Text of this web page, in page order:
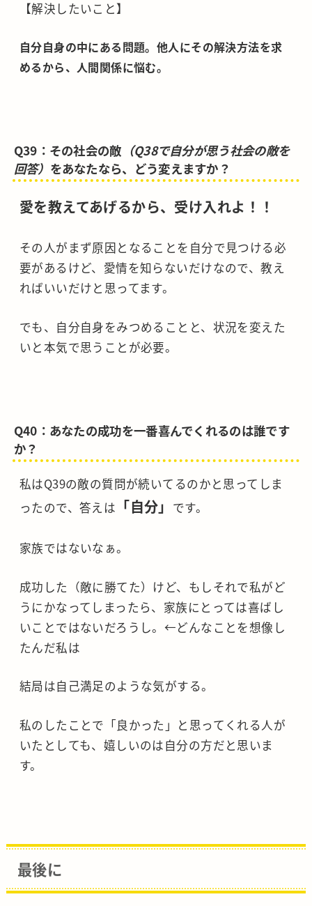
【解決したいこと】
自分自身の中にある問題。他人にその解決方法を求
めるから、人間関係に悩む。
Q39：その社会の敵 （Q38で自分が思う社会の敵を
回答） をあなたなら、どう変えますか？
愛を教えてあげるから、受け入れよ！！
その人がまず原因となることを自分で見つける必
要があるけど、愛情を知らないだけなので、教え
ればいいだけと思ってます。
でも、自分自身をみつめることと、状況を変えた
いと本気で思うことが必要。
Q40：あなたの成功を一番喜んでくれるのは誰です
か？
私はQ39の敵の質問が続いてるのかと思ってしま
ったので、答えは 「自分」 です。
家族ではないなぁ。
成功した（敵に勝てた）けど、もしそれで私がど
うにかなってしまったら、家族にとっては喜ばし
いことではないだろうし。←どんなことを想像し
たんだ私は
結局は自己満足のような気がする。
私のしたことで「良かった」と思ってくれる人が
いたとしても、嬉しいのは自分の方だと思いま
す。
最後に